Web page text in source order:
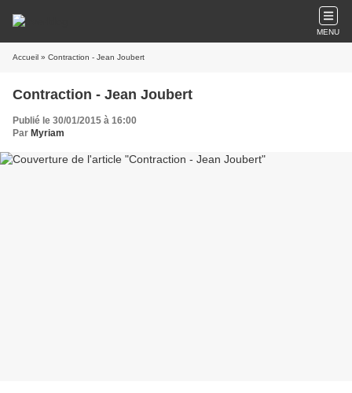
MENU
Accueil » Contraction - Jean Joubert
Contraction - Jean Joubert
Publié le 30/01/2015 à 16:00
Par Myriam